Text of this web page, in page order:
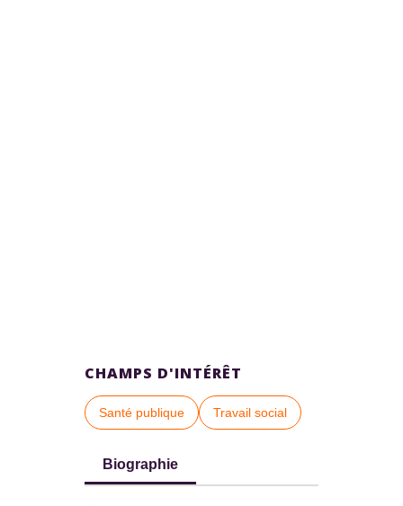
CHAMPS D'INTÉRÊT
Santé publique Travail social
Biographie